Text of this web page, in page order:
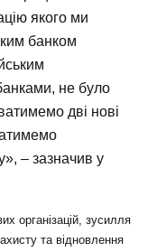
якого ми
банком
не було
дві нові
– зазначив у
організацій, зусилля
та відновлення